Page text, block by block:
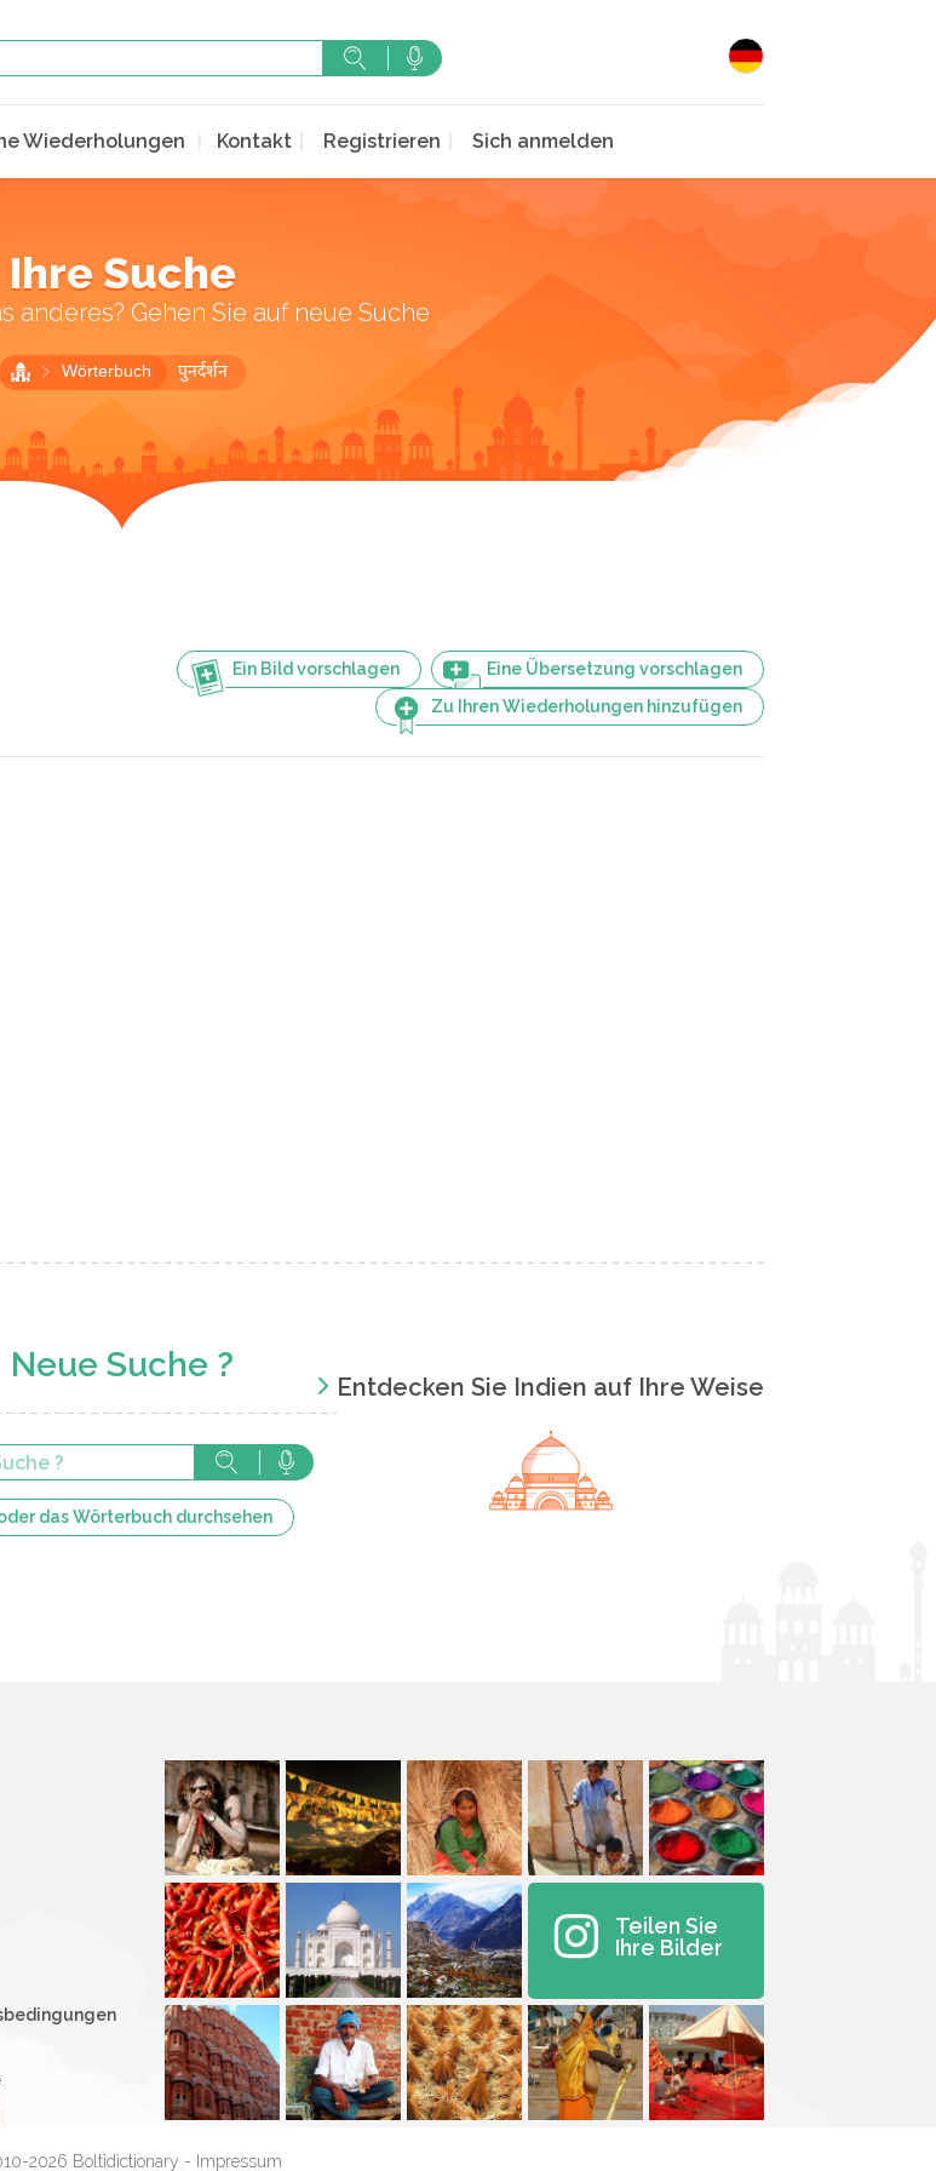
Wiederholungen Kontakt Registrieren Sich anmelden
Ihre Suche
anderes? Gehen Sie auf neue Suche
Wörterbuch पुनर्दर्शन
Ein Bild vorschlagen
Eine Übersetzung vorschlagen
Zu Ihren Wiederholungen hinzufügen
Neue Suche ?
das Wörterbuch durchsehen
Entdecken Sie Indien auf Ihre Weise
Teilen Sie
Ihre Bilder
2026 Boltidictionary - Impressum